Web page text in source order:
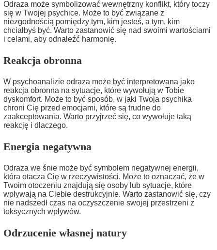
Odraza może symbolizować wewnętrzny konflikt, który toczy
się w Twojej psychice. Może to być związane z
niezgodnością pomiędzy tym, kim jesteś, a tym, kim
chciałbyś być. Warto zastanowić się nad swoimi wartościami
i celami, aby odnaleźć harmonię.
Reakcja obronna
W psychoanalizie odraza może być interpretowana jako
reakcja obronna na sytuacje, które wywołują w Tobie
dyskomfort. Może to być sposób, w jaki Twoja psychika
chroni Cię przed emocjami, które są trudne do
zaakceptowania. Warto przyjrzeć się, co wywołuje taką
reakcję i dlaczego.
Energia negatywna
Odraza we śnie może być symbolem negatywnej energii,
która otacza Cię w rzeczywistości. Może to oznaczać, że w
Twoim otoczeniu znajdują się osoby lub sytuacje, które
wpływają na Ciebie destrukcyjnie. Warto zastanowić się, czy
nie nadszedł czas na oczyszczenie swojej przestrzeni z
toksycznych wpływów.
Odrzucenie własnej natury